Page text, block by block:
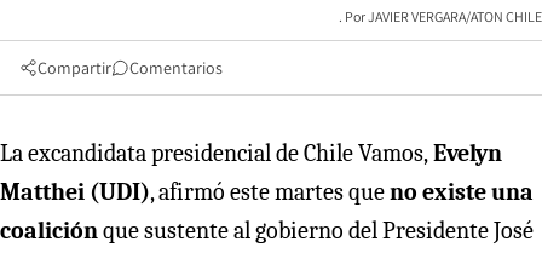
JAVIER VERGARA/ATON CHILE
Compartir Comentarios
La excandidata presidencial de Chile Vamos,Evelyn
Matthei (UDI), afirmó este martes queno existe una
coaliciónque sustente al gobierno del Presidente José